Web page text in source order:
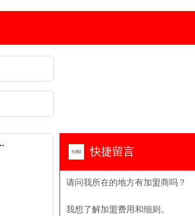
快捷留言
请问我所在的地方有加盟商吗？
我想了解加盟费用和细则。